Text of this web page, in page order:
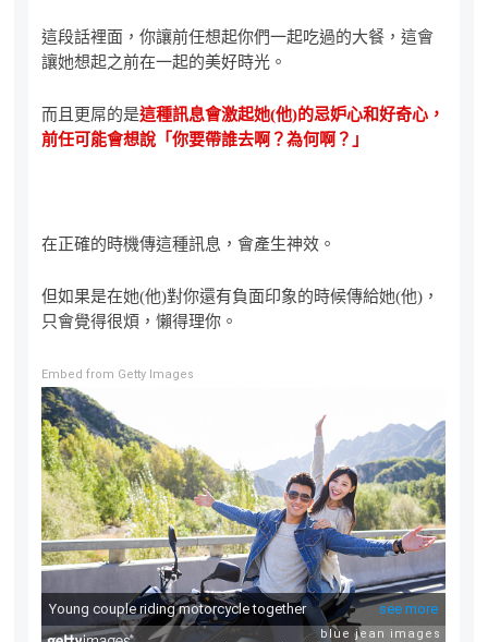
這段話裡面，你讓前任想起你們一起吃過的大餐，這會
讓她想起之前在一起的美好時光。
而且更屌的是這種訊息會激起她(他)的忌妒心和好奇心，
前任可能會想說「你要帶誰去啊？為何啊？」
在正確的時機傳這種訊息，會產生神效。
但如果是在她(他)對你還有負面印象的時候傳給她(他)，
只會覺得很煩，懶得理你。
Embed from Getty Images